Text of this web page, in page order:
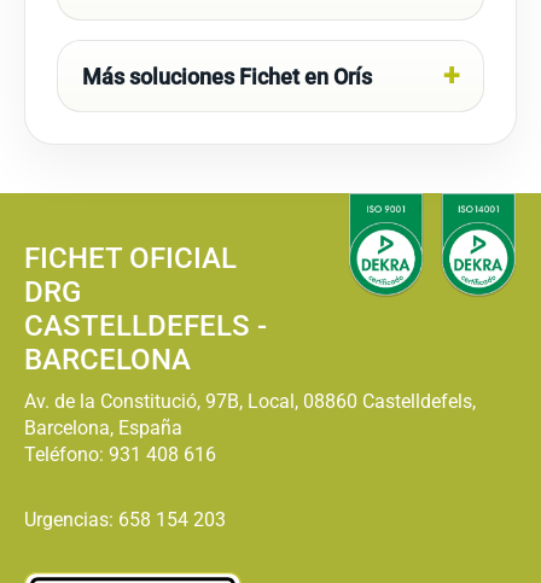
Más soluciones Fichet en Orís
FICHET OFICIAL
DRG
CASTELLDEFELS -
BARCELONA
Av. de la Constitució, 97B, Local, 08860 Castelldefels,
Barcelona, España
Teléfono: 931 408 616
Urgencias: 658 154 203